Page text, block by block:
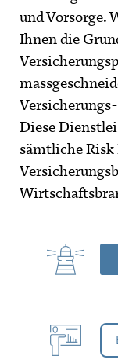
und Vorsorge.
Ihnen die
Diese
sämtliche Risk